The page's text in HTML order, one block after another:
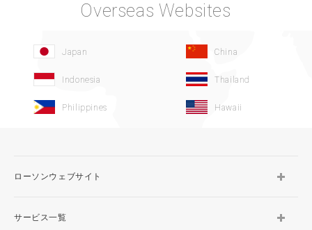
Overseas Websites
Japan China
Indonesia Thailand
Philippines Hawaii
ローソンウェブサイト
サービス一覧